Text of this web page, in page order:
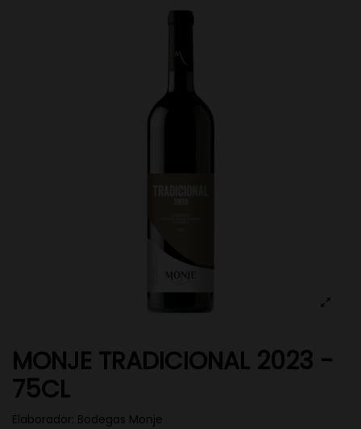
MONJE TRADICIONAL 2023 -
75CL
Elaborador: Bodegas Monje